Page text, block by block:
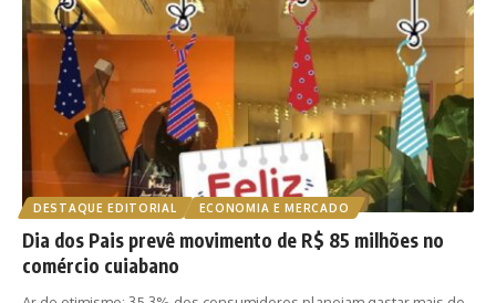
DESTAQUE EDITORIAL ECONOMIA E MERCADO
Dia dos Pais prevê movimento de R$ 85 milhões no
comércio cuiabano